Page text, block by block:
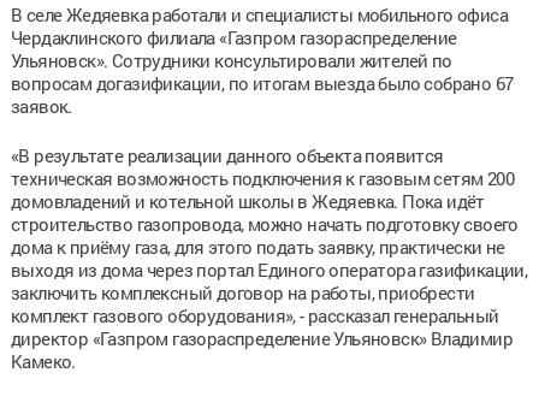
В селе Жедяевка работали и специалисты мобильного офиса
Чердаклинского филиала «Газпром газораспределение
Ульяновск». Сотрудники консультировали жителей по
вопросам догазификации, по итогам выезда было собрано 67
заявок.
«В результате реализации данного объекта появится
техническая возможность подключения к газовым сетям 200
домовладений и котельной школы в Жедяевка. Пока идёт
строительство газопровода, можно начать подготовку своего
дома к приёму газа, для этого подать заявку, практически не
выходя из дома через портал Единого оператора газификации,
заключить комплексный договор на работы, приобрести
комплект газового оборудования», - рассказал генеральный
директор «Газпром газораспределение Ульяновск» Владимир
Камеко.